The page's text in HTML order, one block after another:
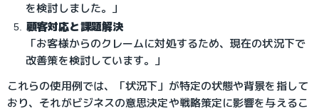
を検討しました。」
顧客対応と課題解決
「お客様からのクレームに対処するため、現在の状況下で
改善策を検討しています。」
これらの使用例では、「状況下」が特定の状態や背景を指して
おり、それがビジネスの意思決定や戦略策定に影響を与えるこ